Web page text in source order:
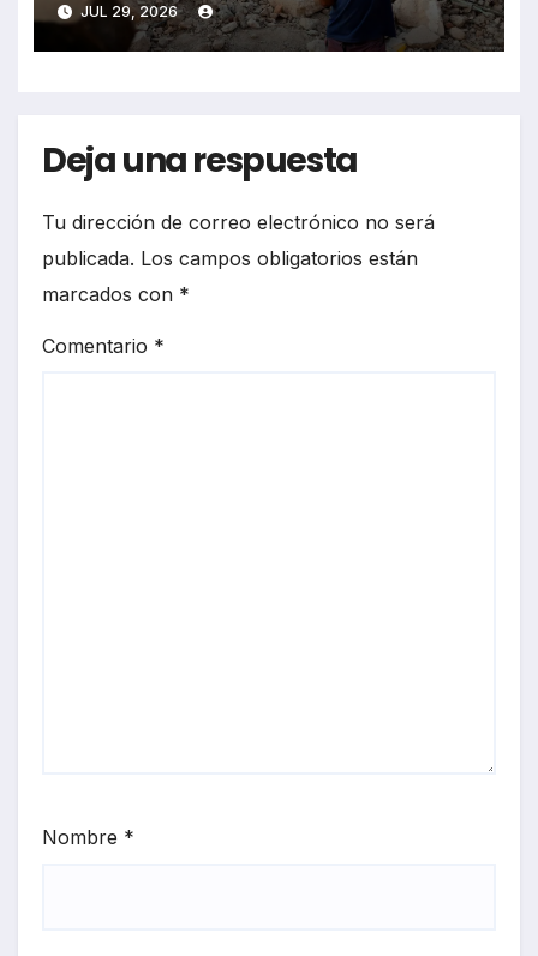
JUL 29, 2026
Deja una respuesta
Tu dirección de correo electrónico no será
publicada. Los campos obligatorios están
marcados con *
Comentario *
Nombre *